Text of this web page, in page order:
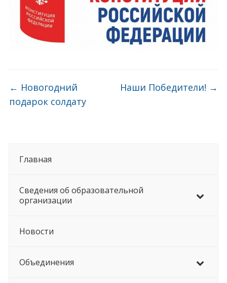
Главная
Сведения об образовательной
организации
Новости
Объединения
← Новогодний
подарок солдату
Наши Победители! →